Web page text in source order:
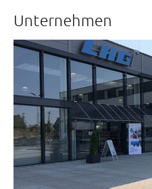
Unternehmen